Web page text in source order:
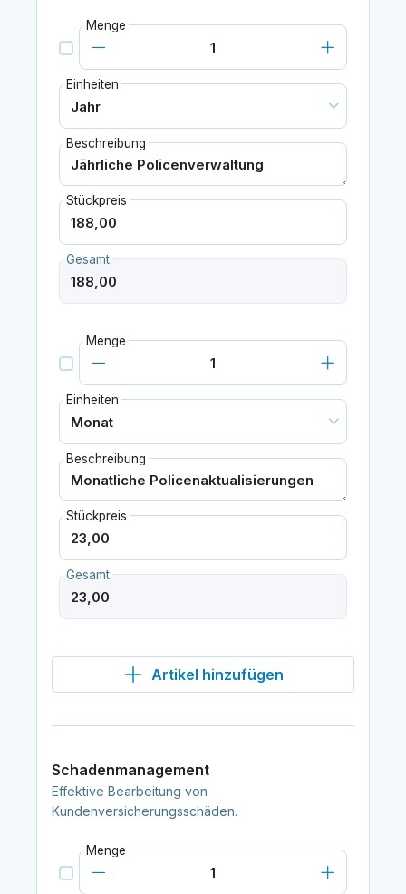
Menge
Einheiten
Beschreibung
Stückpreis
Gesamt
Menge
Einheiten
Beschreibung
Stückpreis
Gesamt
Artikel hinzufügen
Schadenmanagement
Effektive Bearbeitung von
Kundenversicherungsschäden.
Menge